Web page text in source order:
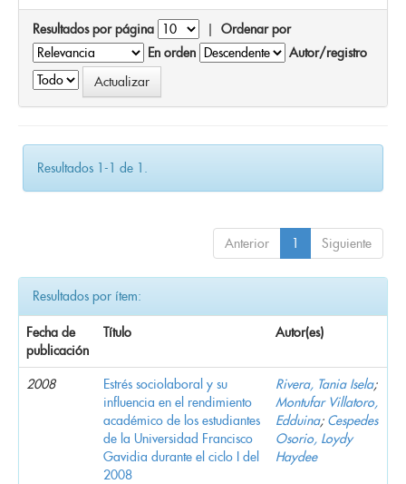
Resultados por página | Ordenar por
En orden
Autor/registro
Resultados 1-1 de 1.
Anterior 1 Siguiente
Resultados por ítem:
Fecha de
publicación
Título Autor(es)
2008
Estrés sociolaboral y su
influencia en el rendimiento
académico de los estudiantes
de la Universidad Francisco
Gavidia durante el ciclo I del
2008
Rivera, Tania Isela;
Montufar Villatoro,
Edduina; Cespedes
Osorio, Loydy
Haydee